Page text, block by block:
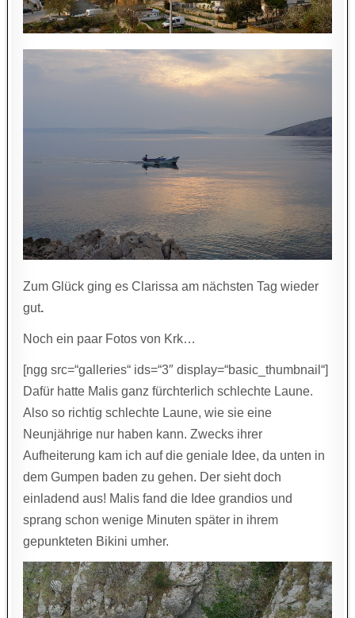
Zum Glück ging es Clarissa am nächsten Tag wieder
gut.
Noch ein paar Fotos von Krk…
[ngg src=“galleries“ ids=“3″ display=“basic_thumbnail“]
Dafür hatte Malis ganz fürchterlich schlechte Laune.
Also so richtig schlechte Laune, wie sie eine
Neunjährige nur haben kann. Zwecks ihrer
Aufheiterung kam ich auf die geniale Idee, da unten in
dem Gumpen baden zu gehen. Der sieht doch
einladend aus! Malis fand die Idee grandios und
sprang schon wenige Minuten später in ihrem
gepunkteten Bikini umher.